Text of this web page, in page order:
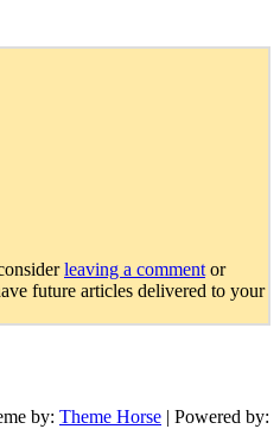
leaving a comment or
future articles delivered to your
by: Theme Horse | Powered by: